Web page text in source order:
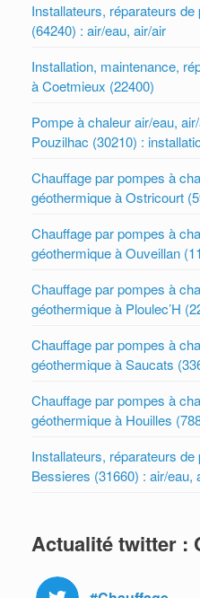
Installateurs, réparateurs
(64240) : air/eau, air/air
Installation, maintenance,
à Coetmieux (22400)
Pompe à chaleur air/eau,
Pouzilhac (30210) :
Chauffage par pompes à
géothermique à Ostricourt
Chauffage par pompes à
géothermique à Ouveillan
Chauffage par pompes à
géothermique à Ploulec’H
Chauffage par pompes à
géothermique à Saucats
Chauffage par pompes à
géothermique à Houilles
Installateurs, réparateurs
Bessieres (31660) : air/eau,
Actualité twitter :